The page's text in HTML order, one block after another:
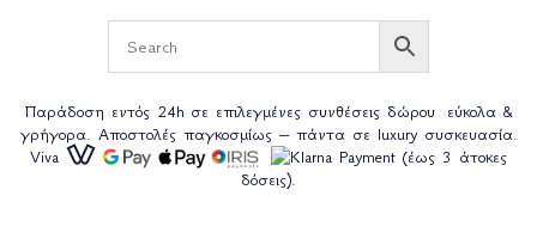
Παράδοση εντός 24h σε επιλεγμένες συνθέσεις δώρου εύκολα &
γρήγορα. Αποστολές παγκοσμίως – πάντα σε luxury συσκευασία.
Viva
(έως 3 άτοκες
δόσεις).